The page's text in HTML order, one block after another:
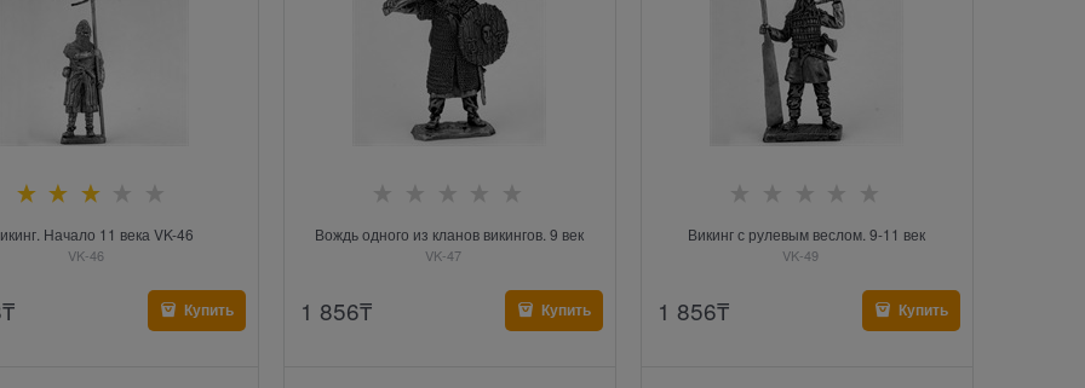
Начало 11 века VK-46
VK-46
₸ Купить
Вождь одного из кланов викингов. 9 век
VK-47
1 856₸ Купить
Викинг с рулевым веслом. 9-11 век
VK-49
1 856₸ Купить